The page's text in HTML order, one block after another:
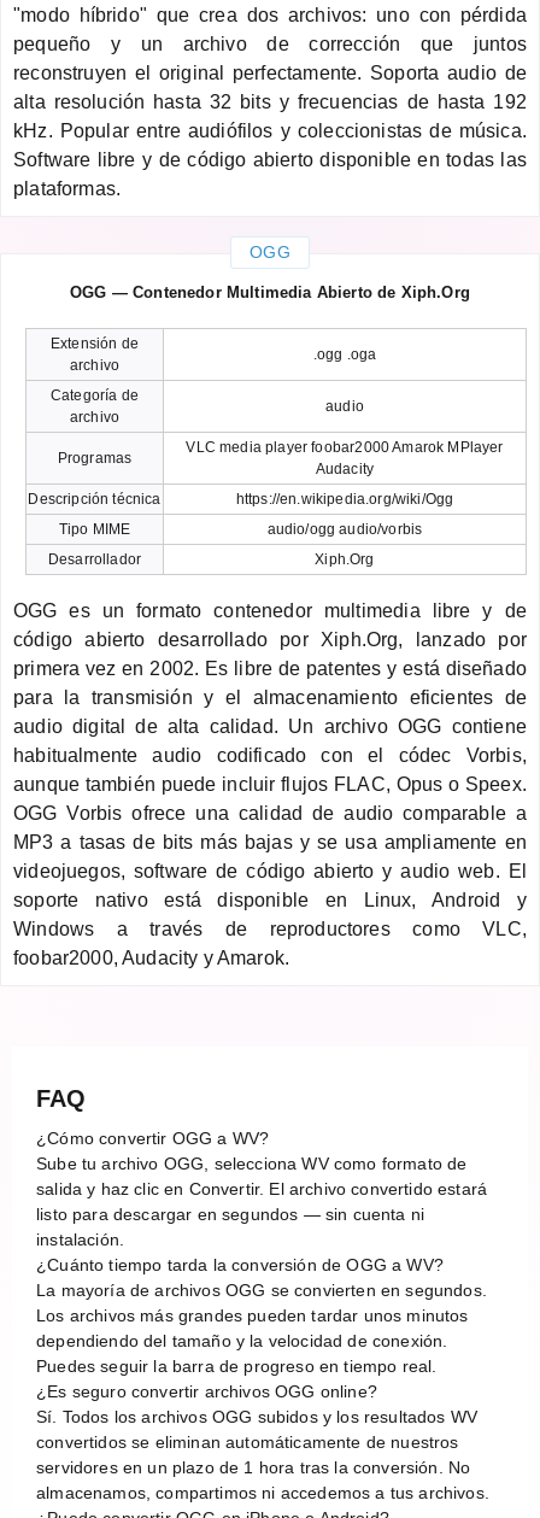
"modo híbrido" que crea dos archivos: uno con pérdida
pequeño y un archivo de corrección que juntos
reconstruyen el original perfectamente. Soporta audio de
alta resolución hasta 32 bits y frecuencias de hasta 192
kHz. Popular entre audiófilos y coleccionistas de música.
Software libre y de código abierto disponible en todas las
plataformas.
OGG
OGG — Contenedor Multimedia Abierto de Xiph.Org
Extensión de
archivo
.ogg .oga
Categoría de
archivo
audio
Programas
VLC media player foobar2000 Amarok MPlayer
Audacity
Descripción técnica
https://en.wikipedia.org/wiki/Ogg
Tipo MIME
audio/ogg audio/vorbis
Desarrollador
Xiph.Org
OGG es un formato contenedor multimedia libre y de
código abierto desarrollado por Xiph.Org, lanzado por
primera vez en 2002. Es libre de patentes y está diseñado
para la transmisión y el almacenamiento eficientes de
audio digital de alta calidad. Un archivo OGG contiene
habitualmente audio codificado con el códec Vorbis,
aunque también puede incluir flujos FLAC, Opus o Speex.
OGG Vorbis ofrece una calidad de audio comparable a
MP3 a tasas de bits más bajas y se usa ampliamente en
videojuegos, software de código abierto y audio web. El
soporte nativo está disponible en Linux, Android y
Windows a través de reproductores como VLC,
foobar2000, Audacity y Amarok.
FAQ
¿Cómo convertir OGG a WV?
Sube tu archivo OGG, selecciona WV como formato de
salida y haz clic en Convertir. El archivo convertido estará
listo para descargar en segundos — sin cuenta ni
instalación.
¿Cuánto tiempo tarda la conversión de OGG a WV?
La mayoría de archivos OGG se convierten en segundos.
Los archivos más grandes pueden tardar unos minutos
dependiendo del tamaño y la velocidad de conexión.
Puedes seguir la barra de progreso en tiempo real.
¿Es seguro convertir archivos OGG online?
Sí. Todos los archivos OGG subidos y los resultados WV
convertidos se eliminan automáticamente de nuestros
servidores en un plazo de 1 hora tras la conversión. No
almacenamos, compartimos ni accedemos a tus archivos.